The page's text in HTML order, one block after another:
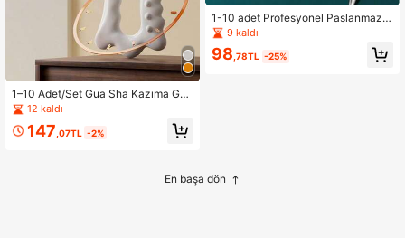
1–10 Adet/Set Gua Sha Kazıma Gua
Sha Aleti, Pürüzsüz ve Yuvarlak 5
Dişli Reçine Malzeme, Kas Gerginli
ği Olan Kişiler İçin Uygundur
12 kaldı
147 ,07TL -2%
1-10 adet Profesyonel Paslanmaz
Çelik Tırnak Makası, Manikür Aletle
ri, Kütikül Düzeltici
9 kaldı
98 ,78TL -25%
En başa dön